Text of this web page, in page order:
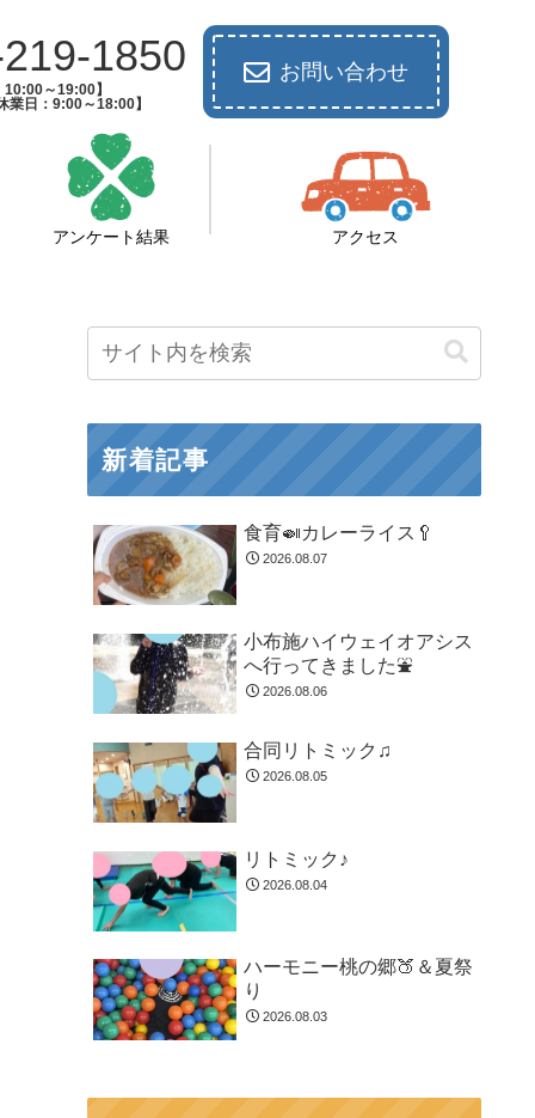
1850
～19:00】
業日：9:00～18:00】
お問い合わせ
アンケート結果 アクセス
新着記事
食育🍛カレーライス🥄
2026.08.07
小布施ハイウェイオアシス
へ行ってきました⛲
2026.08.06
合同リトミック♫
2026.08.05
リトミック♪
2026.08.04
ハーモニー桃の郷🍑＆夏祭
り
2026.08.03